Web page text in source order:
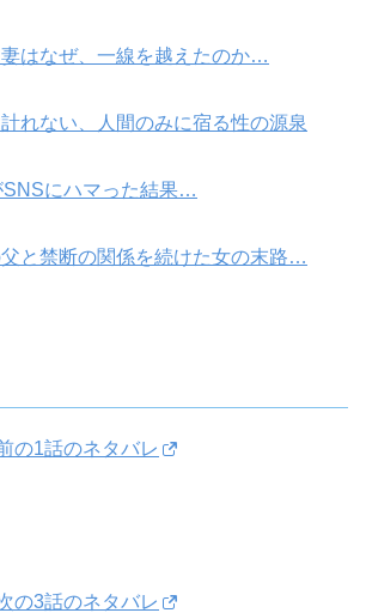
はなぜ、一線を越えたのか…
れない、人間のみに宿る性の源泉
にハマった結果…
と禁断の関係を続けた女の末路…
の1話のネタバレ
の3話のネタバレ